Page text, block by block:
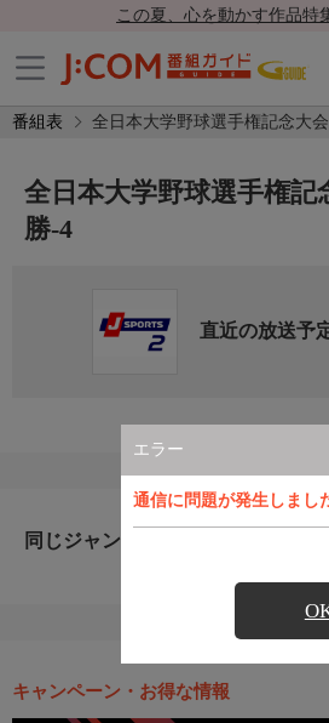
この夏、心を動かす作品特
番組表 全日本大学野球選手権記念大
エラー
通信に問題が発生しまし
全日本大学野球選手権記
勝-4
直近の放送予
同じジャンルのおすすめ番組
キャンペーン・お得な情報